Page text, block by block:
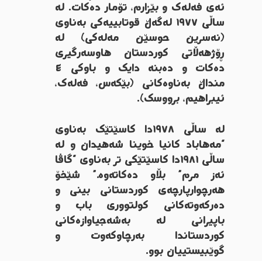
ئەی فەلەک و بێزارم، تۆمار دەکات. لە
ساڵی ١٩٧٧ لەگەڵ قوتابییەکی بەناوی
(نەسرین حوسێن مەلەکی) لە
ڕۆژهەڵاتی کوردستان هاوسەرگیری
دەکات و دەبنە دایک و باوکی ٤
منداڵ بەناوەکانی (بێکەس، فەلەک،
ئیبراهیم، برووسک).
لە ساڵی ١٩٧٨دا کاسێتێک بەناوی
“مەهاباد کانیا خوینا شەهیدان و لە
ساڵی ١٩٨١دا کاسێتێکی تر بەناوی “گاڤا
ئەز مرم” بڵاو دەکاتەوە.” شێخۆ
هەرچوارپارچەی کوردستانی بینی و
دەرکەوتەکانی کولتووری باب و
باپیرانی لە بەشەجیاوازەکانی
کوردستاندا بەرچاوکەوت و
گوێبیستییان بوو.